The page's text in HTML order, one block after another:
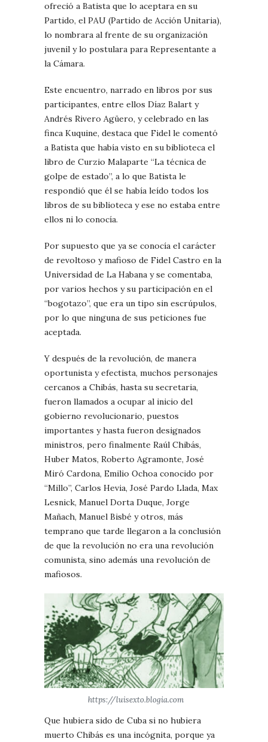
ofreció a Batista que lo aceptara en su
Partido, el PAU (Partido de Acción Unitaria),
lo nombrara al frente de su organización
juvenil y lo postulara para Representante a
la Cámara.
Este encuentro, narrado en libros por sus
participantes, entre ellos Díaz Balart y
Andrés Rivero Agüero, y celebrado en las
finca Kuquine, destaca que Fidel le comentó
a Batista que había visto en su biblioteca el
libro de Curzio Malaparte “La técnica de
golpe de estado”, a lo que Batista le
respondió que él se había leído todos los
libros de su biblioteca y ese no estaba entre
ellos ni lo conocía.
Por supuesto que ya se conocía el carácter
de revoltoso y mafioso de Fidel Castro en la
Universidad de La Habana y se comentaba,
por varios hechos y su participación en el
“bogotazo”, que era un tipo sin escrúpulos,
por lo que ninguna de sus peticiones fue
aceptada.
Y después de la revolución, de manera
oportunista y efectista, muchos personajes
cercanos a Chibás, hasta su secretaria,
fueron llamados a ocupar al inicio del
gobierno revolucionario, puestos
importantes y hasta fueron designados
ministros, pero finalmente Raúl Chibás,
Huber Matos, Roberto Agramonte, José
Miró Cardona, Emilio Ochoa conocido por
“Millo”, Carlos Hevia, José Pardo Llada, Max
Lesnick, Manuel Dorta Duque, Jorge
Mañach, Manuel Bisbé y otros, más
temprano que tarde llegaron a la conclusión
de que la revolución no era una revolución
comunista, sino además una revolución de
mafiosos.
https://luisexto.blogia.com
Que hubiera sido de Cuba si no hubiera
muerto Chibás es una incógnita, porque ya